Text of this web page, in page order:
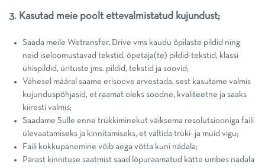
3. Kasutad meie poolt ettevalmistatud kujundust;
Saada meile Wetransfer, Drive vms kaudu õpilaste pildid ning
neid iseloomustavad tekstid, õpetaja(te) pildid-tekstid, klassi
ühispildid, ürituste jms. pildid, tekstid ja soovid;
Vähesel määral saame erisoove arvestada, sest kasutame valmis
kujunduspõhjasid, et raamat oleks soodne, kvaliteetne ja saaks
kiiresti valmis;
Saadame Sulle enne trükkiminekut väiksema resolutsiooniga faili
ülevaatamiseks ja kinnitamiseks, et vältida trüki- ja muid vigu;
Faili kokkupanemine võib aega võtta kuni nädala;
Pärast kinnituse saatmist saad lõpuraamatud kätte umbes nädala